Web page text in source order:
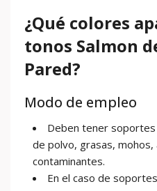
¿Qué colores
tonos Salmon
Pared?
Modo de empleo
Deben tener
de polvo, grasas,
contaminantes.
En el caso de